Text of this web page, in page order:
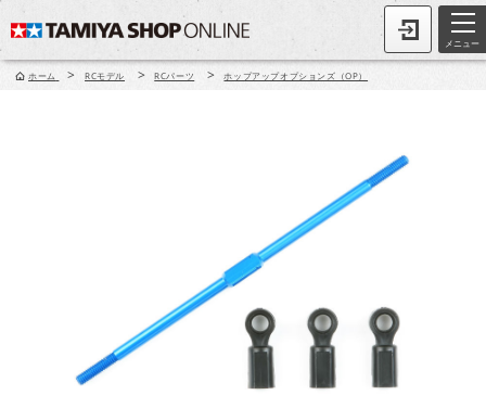
メニュー
ホーム > RCモデル > RCパーツ > ホップアップオプションズ（OP）